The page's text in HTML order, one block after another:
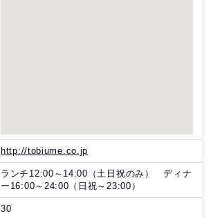
http://tobiume.co.jp
ランチ12:00～14:00（土日祝のみ） ディナ
ー16:00～24:00（日祝～23:00）
30